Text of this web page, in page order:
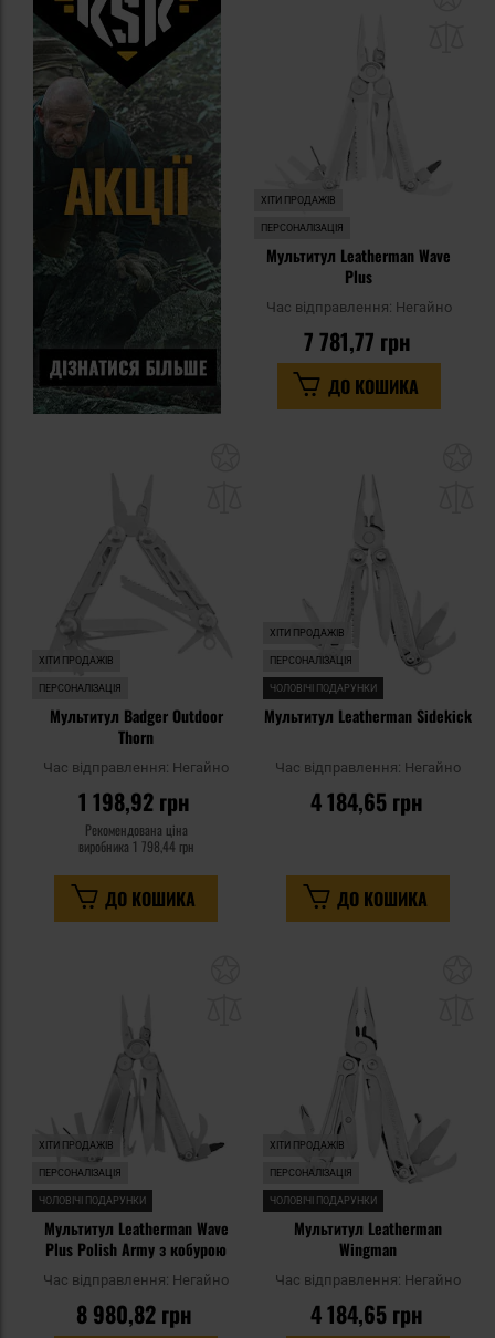
ХІТИ ПРОДАЖІВ
ПЕРСОНАЛІЗАЦІЯ
Мультитул Leatherman Wave
Plus
Час відправлення: Негайно
7 781,77 грн
ДО КОШИКА
ХІТИ ПРОДАЖІВ
ПЕРСОНАЛІЗАЦІЯ
Мультитул Badger Outdoor
Thorn
Час відправлення: Негайно
1 198,92 грн
Рекомендована ціна
виробника 1 798,44 грн
ДО КОШИКА
ХІТИ ПРОДАЖІВ
ПЕРСОНАЛІЗАЦІЯ
ЧОЛОВІЧІ ПОДАРУНКИ
Мультитул Leatherman Sidekick
Час відправлення: Негайно
4 184,65 грн
ДО КОШИКА
ХІТИ ПРОДАЖІВ
ПЕРСОНАЛІЗАЦІЯ
ЧОЛОВІЧІ ПОДАРУНКИ
Мультитул Leatherman Wave
Plus Polish Army з кобурою
Час відправлення: Негайно
8 980,82 грн
ХІТИ ПРОДАЖІВ
ПЕРСОНАЛІЗАЦІЯ
ЧОЛОВІЧІ ПОДАРУНКИ
Мультитул Leatherman
Wingman
Час відправлення: Негайно
4 184,65 грн